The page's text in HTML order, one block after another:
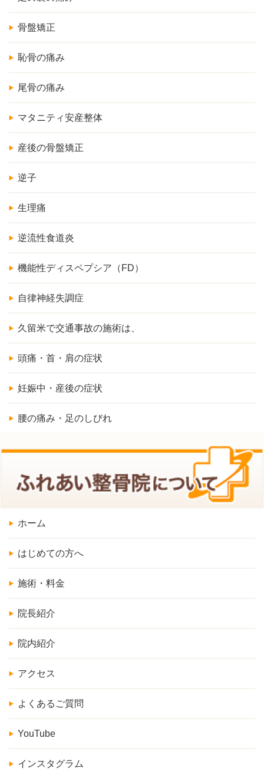
骨盤矯正
恥骨の痛み
尾骨の痛み
マタニティ安産整体
産後の骨盤矯正
逆子
生理痛
逆流性食道炎
機能性ディスペプシア（FD）
自律神経失調症
久留米で交通事故の施術は、
頭痛・首・肩の症状
妊娠中・産後の症状
腰の痛み・足のしびれ
ホーム
はじめての方へ
施術・料金
院長紹介
院内紹介
アクセス
よくあるご質問
YouTube
インスタグラム